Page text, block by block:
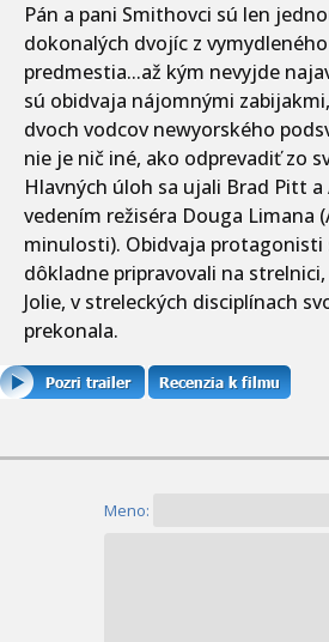
Pán a pani Smithovci sú len
dokonalých dvojíc z
predmestia...až kým nevyjde
sú obidvaja nájomnými
dvoch vodcov newyorského
nie je nič iné, ako odprevadiť zo
Hlavných úloh sa ujali Brad Pitt a
vedením režiséra Douga Limana
minulosti). Obidvaja protagonisti
dôkladne pripravovali na
Jolie, v streleckých disciplínach
prekonala.
Meno: